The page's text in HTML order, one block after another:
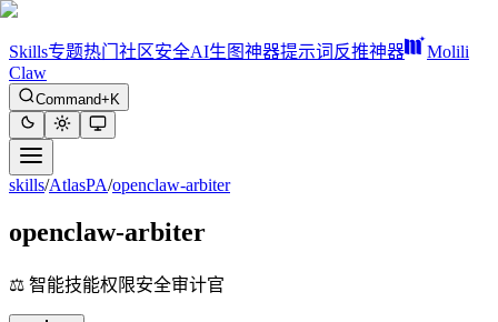
Skills专题热门 社区安全AI生图神器提示词反推神器
Molili
Claw
Command+K
skills/AtlasPA/openclaw-arbiter
openclaw-arbiter
⚖️ 智能技能权限安全审计官